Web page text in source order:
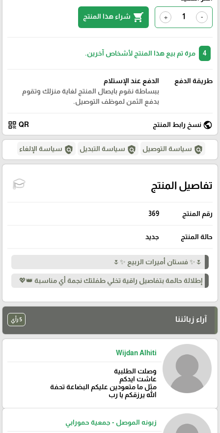
🎓
-
+
shopping_cart شراء هذا المنتج
مرة تم بيع هذا المنتج لأشخاص آخرين.
طريقة الدفع
الدفع عند الإستلام
ببساطة نقوم بايصال المنتج لغاية منزلك وتقوم
بدفع الثمن لموظف التوصيل.
public نسخ رابط المنتج QR
qr_code
policy سياسة التوصيل policy سياسة التبديل policy سياسة الإلغاء
تفاصيل المنتج
رقم المنتج 369
حالة المنتج جديد
🌷✨ فستان أميرات الربيع ✨🌷
إطلالة حالمة بتفاصيل راقية تخلي طفلتك نجمة أي مناسبة 👑💖
آراء زبائننا 5 رأي
Wijdan Alhiti
وصلت الطلبية
عاشت ايدكم
مثل ما متعودين عليكم البضاعة تحفة
الله يرزقكم يا رب
زبونه الموصل - جمعية حمورابي